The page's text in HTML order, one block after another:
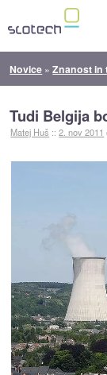
Novice »Znanost in
Tudi Belgija
Matej Huš ::2. nov 2011